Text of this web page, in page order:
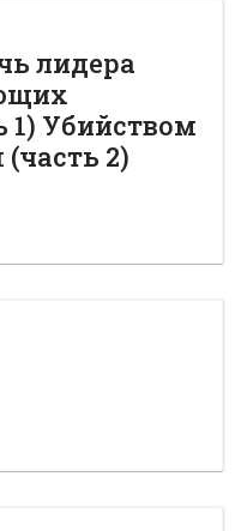
лидера
1) Убийством
2)